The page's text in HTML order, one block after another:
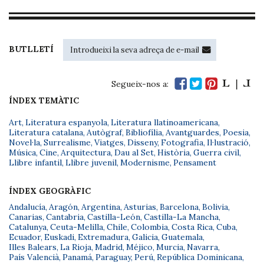
BUTLLETÍ
Segueix-nos a:
ÍNDEX TEMÀTIC
Art, Literatura espanyola, Literatura llatinoamericana,
Literatura catalana, Autògraf, Bibliofília, Avantguardes, Poesia,
Novel·la, Surrealisme, Viatges, Disseny, Fotografia, Il·lustració,
Música, Cine, Arquitectura, Dau al Set, Història, Guerra civil,
Llibre infantil, Llibre juvenil, Modernisme, Pensament
ÍNDEX GEOGRÀFIC
Andalucía, Aragón, Argentina, Asturias, Barcelona, Bolivia,
Canarias, Cantabria, Castilla-León, Castilla-La Mancha,
Catalunya, Ceuta-Melilla, Chile, Colombia, Costa Rica, Cuba,
Ecuador, Euskadi, Extremadura, Galicia, Guatemala,
Illes Balears, La Rioja, Madrid, Méjico, Murcia, Navarra,
País Valencià, Panamá, Paraguay, Perú, República Dominicana,